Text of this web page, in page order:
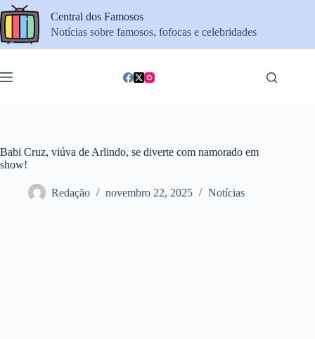
Pular
para
o
conteúdo
Central dos Famosos
Notícias sobre famosos, fofocas e celebridades
Babi Cruz, viúva de Arlindo, se diverte com namorado em
show!
Redação novembro 22, 2025 Notícias